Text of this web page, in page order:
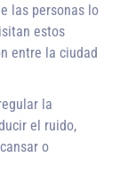
las personas lo
estos
entre la ciudad
la
el ruido,
o